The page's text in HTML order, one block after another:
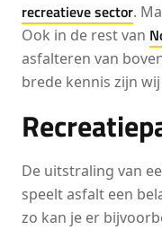
recreatieve sector.
Ook in de rest van
asfalteren van
brede kennis zijn
De uitstraling van
speelt asfalt een
zo kan je er